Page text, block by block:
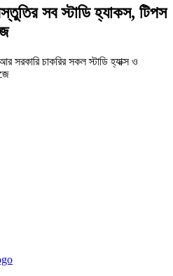
সব স্টাডি হ্যাকস, টিপস
সরকারি চাকরির সকল স্টাডি হ্যাক্স ও